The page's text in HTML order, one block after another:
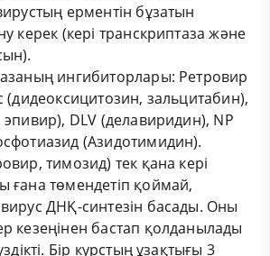
ерментін бұзатын
керек (кері транскриптаза және
ингибиторлары: Ретровир
(дидеоксицитозин, зальцитабин),
DLV (делавиридин), NP
(Азидотимидин).
тимозид) тек қана кері
ғана төмендетіп қоймай,
ДНҚ-синтезін басады. Оны
кезеңінен бастап қолданылады
Бір курстың ұзақтығы 3